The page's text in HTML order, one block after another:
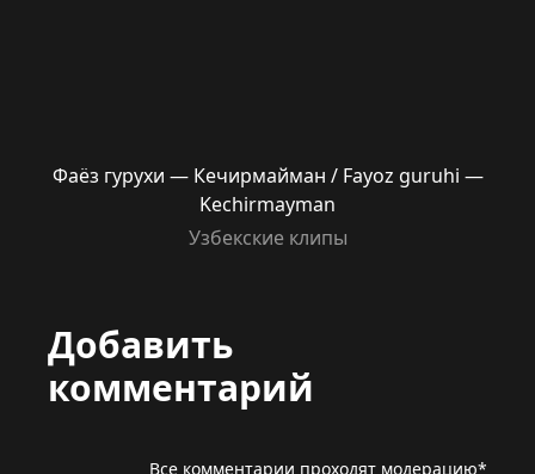
Фаёз гурухи — Кечирмайман / Fayoz guruhi —
Kechirmayman
Узбекские клипы
Добавить
комментарий
Все комментарии проходят модерацию*